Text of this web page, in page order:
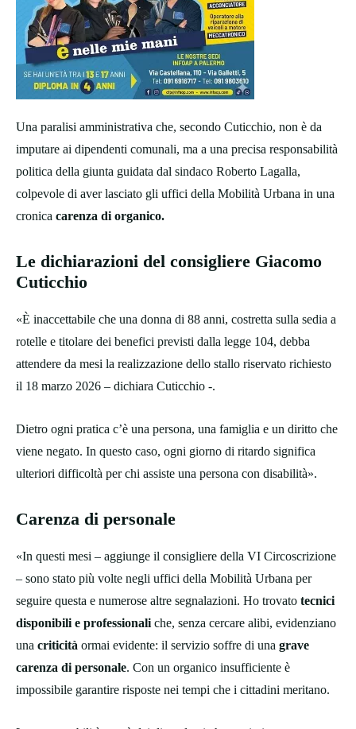
Una paralisi amministrativa che, secondo Cuticchio, non è da
imputare ai dipendenti comunali, ma a una precisa responsabilità
politica della giunta guidata dal sindaco Roberto Lagalla,
colpevole di aver lasciato gli uffici della Mobilità Urbana in una
cronica carenza di organico.
Le dichiarazioni del consigliere Giacomo
Cuticchio
«È inaccettabile che una donna di 88 anni, costretta sulla sedia a
rotelle e titolare dei benefici previsti dalla legge 104, debba
attendere da mesi la realizzazione dello stallo riservato richiesto
il 18 marzo 2026 – dichiara Cuticchio -.
Dietro ogni pratica c’è una persona, una famiglia e un diritto che
viene negato. In questo caso, ogni giorno di ritardo significa
ulteriori difficoltà per chi assiste una persona con disabilità».
Carenza di personale
«In questi mesi – aggiunge il consigliere della VI Circoscrizione
– sono stato più volte negli uffici della Mobilità Urbana per
seguire questa e numerose altre segnalazioni. Ho trovato tecnici
disponibili e professionali che, senza cercare alibi, evidenziano
una criticità ormai evidente: il servizio soffre di una grave
carenza di personale. Con un organico insufficiente è
impossibile garantire risposte nei tempi che i cittadini meritano.